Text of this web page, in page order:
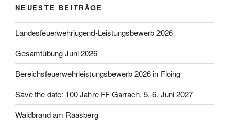
NEUESTE BEITRÄGE
Landesfeuerwehrjugend-Leistungsbewerb 2026
Gesamtübung Juni 2026
Bereichsfeuerwehrleistungsbewerb 2026 in Floing
Save the date: 100 Jahre FF Garrach, 5.-6. Juni 2027
Waldbrand am Raasberg